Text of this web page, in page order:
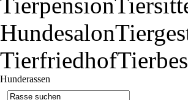
Hundesalon
Tierfriedhof
Hunderassen